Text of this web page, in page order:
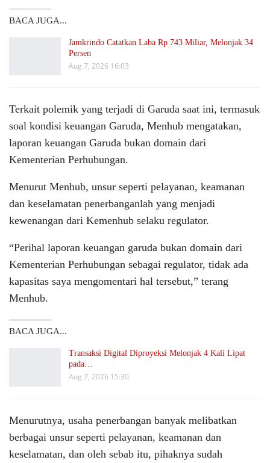
BACA JUGA...
Jamkrindo Catatkan Laba Rp 743 Miliar, Melonjak 34
Persen
Aug 7, 2026 16:03
Terkait polemik yang terjadi di Garuda saat ini, termasuk
soal kondisi keuangan Garuda, Menhub mengatakan,
laporan keuangan Garuda bukan domain dari
Kementerian Perhubungan.
Menurut Menhub, unsur seperti pelayanan, keamanan
dan keselamatan penerbanganlah yang menjadi
kewenangan dari Kemenhub selaku regulator.
“Perihal laporan keuangan garuda bukan domain dari
Kementerian Perhubungan sebagai regulator, tidak ada
kapasitas saya mengomentari hal tersebut,” terang
Menhub.
BACA JUGA...
Transaksi Digital Diproyeksi Melonjak 4 Kali Lipat
pada…
Aug 7, 2026 15:30
Menurutnya, usaha penerbangan banyak melibatkan
berbagai unsur seperti pelayanan, keamanan dan
keselamatan, dan oleh sebab itu, pihaknya sudah